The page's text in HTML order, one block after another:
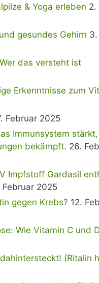
& Yoga erleben 2.
gesundes Gehirn 3.
das versteht ist
Erkenntnisse zum
Februar 2025
Immunsystem
bekämpft. 26.
Impfstoff Gardasil
Februar 2025
gegen Krebs? 12.
Wie Vitamin C und
(Ritalin